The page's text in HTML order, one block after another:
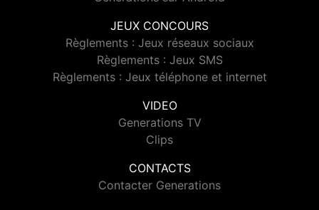
JEUX CONCOURS
Règlements : Jeux réseaux sociaux
Règlements : Jeux SMS
Règlements : Jeux téléphone et internet
VIDEO
Generations TV
Clips
CONTACTS
Contacter Generations